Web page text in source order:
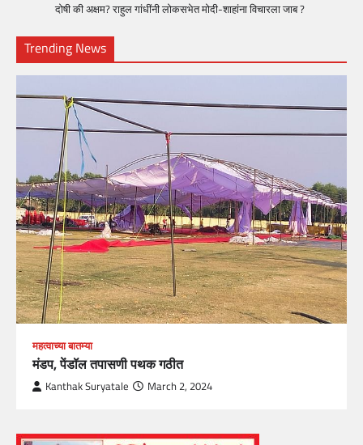
दोषी की अक्षम? राहुल गांधींनी लोकसभेत मोदी-शाहांना विचारला जाब ?
Trending News
महत्वाच्या बातम्या
मंडप, पेंडॉल तपासणी पथक गठीत
Kanthak Suryatale March 2, 2024